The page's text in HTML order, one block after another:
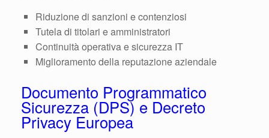
Riduzione di sanzioni e contenziosi
Tutela di titolari e amministratori
Continuità operativa e sicurezza IT
Miglioramento della reputazione aziendale
Documento Programmatico
Sicurezza (DPS) e Decreto
Privacy Europea